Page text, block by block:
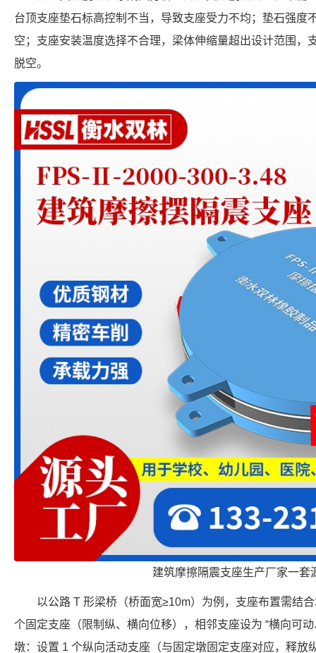
台顶支座垫石标高控制不当，导致支座受力不均；垫石强度
空；支座安装温度选择不合理，梁体伸缩量超出设计范围，
脱空。
建筑摩擦隔震支座生产厂家一套
以公路 T 形梁桥（桥面宽≥10m）为例，支座布置需结
个固定支座（限制纵、横向位移），相邻支座设为 “横向可
墩：设置 1 个纵向活动支座（与固定墩固定支座对应，释放